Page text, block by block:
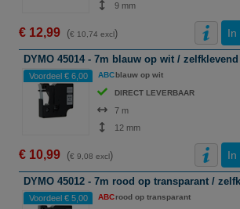
9 mm
€ 12,99 (€ 10,74 excl) In
DYMO 45014 - 7m blauw op wit /
Voordeel € 6,00 ABCblauw op wit
DIRECT LEVERBAAR
7 m
12 mm
€ 10,99 (€ 9,08 excl) In
DYMO 45012 - 7m rood op transparant /
Voordeel € 5,00 ABCrood op transparant